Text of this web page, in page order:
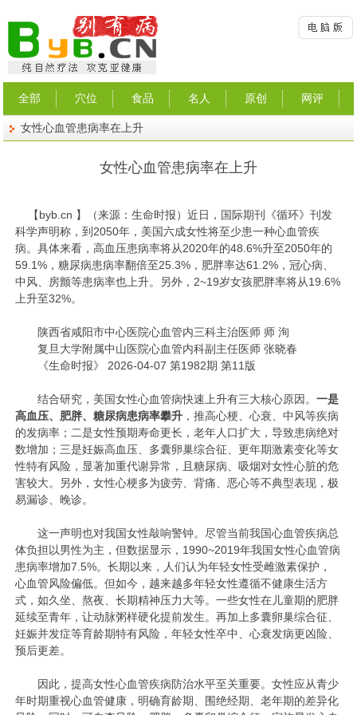
全部 穴位 食品 名人 原创 网评
女性心血管患病率在上升
女性心血管患病率在上升
【byb.cn 】（来源：生命时报）近日，国际期刊《循环》刊发
科学声明称，到2050年，美国六成女性将至少患一种心血管疾
病。具体来看，高血压患病率将从2020年的48.6%升至2050年的
59.1%，糖尿病患病率翻倍至25.3%，肥胖率达61.2%，冠心病、
中风、房颤等患病率也上升。另外，2~19岁女孩肥胖率将从19.6%
上升至32%。
陕西省咸阳市中心医院心血管内三科主治医师 师 洵
复旦大学附属中山医院心血管内科副主任医师 张晓春
《生命时报》 2026-04-07 第1982期 第11版
结合研究，美国女性心血管病快速上升有三大核心原因。一是
高血压、肥胖、糖尿病患病率攀升 ，推高心梗、心衰、中风等疾病
的发病率；二是女性预期寿命更长，老年人口扩大，导致患病绝对
数增加；三是妊娠高血压、多囊卵巢综合征、更年期激素变化等女
性特有风险，显著加重代谢异常，且糖尿病、吸烟对女性心脏的危
害较大。另外，女性心梗多为疲劳、背痛、恶心等不典型表现，极
易漏诊、晚诊。
这一声明也对我国女性敲响警钟。尽管当前我国心血管疾病总
体负担以男性为主，但数据显示，1990~2019年我国女性心血管病
患病率增加7.5%。长期以来，人们认为年轻女性受雌激素保护，
心血管风险偏低。但如今，越来越多年轻女性遵循不健康生活方
式，如久坐、熬夜、长期精神压力大等。一些女性在儿童期的肥胖
延续至青年，让动脉粥样硬化提前发生。再加上多囊卵巢综合征、
妊娠并发症等育龄期特有风险，年轻女性卒中、心衰发病更凶险、
预后更差。
因此，提高女性心血管疾病防治水平至关重要。女性应从青少
年时期重视心血管健康，明确育龄期、围绝经期、老年期的差异化